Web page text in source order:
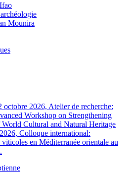
Mounira
octobre 2026, Atelier de recherche:
Workshop on Strengthening
Cultural and Natural Heritage
Colloque international:
en Méditerranée orientale au